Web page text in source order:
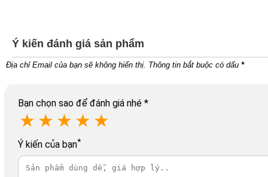
Ý kiến đánh giá sản phẩm
Địa chỉ Email của bạn sẽ không hiển thị. Thông tin bắt buộc có dấu *
Bạn chọn sao để đánh giá nhé *
★ ★ ★ ★ ★
Ý kiến của bạn*